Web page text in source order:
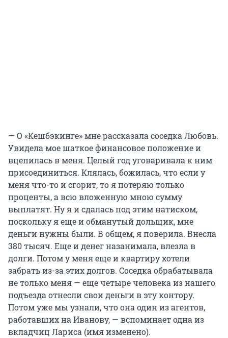
— О «Кешбэкинге» мне рассказала соседка Любовь.
Увидела мое шаткое финансовое положение и
вцепилась в меня. Целый год уговаривала к ним
присоединиться. Клялась, божилась, что если у
меня что-то и сгорит, то я потеряю только
проценты, а всю вложенную мною сумму
выплатят. Ну я и сдалась под этим натиском,
поскольку я еще и обманутый дольщик, мне
деньги нужны были. В общем, я поверила. Внесла
380 тысяч. Еще и денег назанимала, влезла в
долги. Потом у меня еще и квартиру хотели
забрать из-за этих долгов. Соседка обрабатывала
не только меня — еще четыре человека из нашего
подъезда отнесли свои деньги в эту контору.
Потом уже мы узнали, что она один из агентов,
работавших на Иванову, — вспоминает одна из
вкладчиц Лариса (имя изменено).